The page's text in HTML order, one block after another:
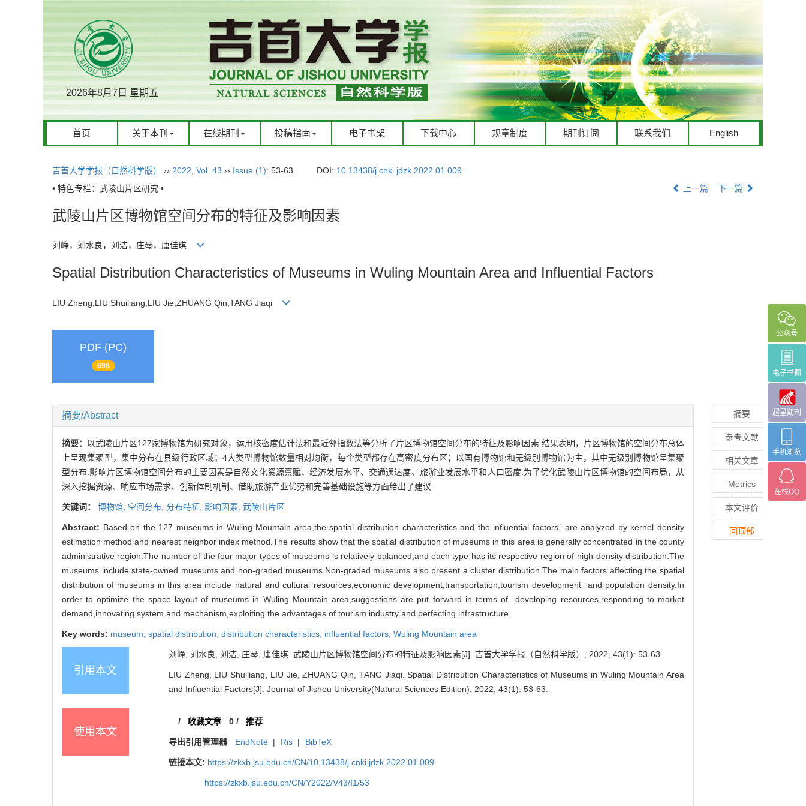
2026年8月7日 星期五
首页 关于本刊 在线期刊 投稿指南 电子书架 下载中心 规章制度 期刊订阅 联系我们 English
吉首大学学报（自然科学版） ›› 2022 Vol. 43 ›› Issue (1): 53-63. DOI: 10.13438/j.cnki.jdzk.2022.01.009
• 特色专栏：武陵山片区研究 •
上一篇 下一篇
武陵山片区博物馆空间分布的特征及影响因素
刘峥，刘水良，刘洁，庄琴，唐佳琪
Spatial Distribution Characteristics of Museums in Wuling Mountain Area and Influential Factors
LIU Zheng,LIU Shuiliang,LIU Jie,ZHUANG Qin,TANG Jiaqi
PDF (PC)
698
摘要/Abstract
摘要： 以武陵山片区127家博物馆为研究对象，运用核密度估计法和最近邻指数法等分析了片区博物馆空间分布的特征及影响因素.结果表明，片区博物馆的空间分布总体
上呈现集聚型，集中分布在县级行政区域；4大类型博物馆数量相对均衡，每个类型都存在高密度分布区；以国有博物馆和无级别博物馆为主，其中无级别博物馆呈集聚
型分布.影响片区博物馆空间分布的主要因素是自然文化资源禀赋、经济发展水平、交通通达度、旅游业发展水平和人口密度.为了优化武陵山片区博物馆的空间布局，从
深入挖掘资源、响应市场需求、创新体制机制、借助旅游产业优势和完善基础设施等方面给出了建议.
关键词： 博物馆, 空间分布, 分布特征, 影响因素, 武陵山片区
Abstract: Based on the 127 museums in Wuling Mountain area,the spatial distribution characteristics and the influential factors are analyzed by kernel density
estimation method and nearest neighbor index method.The results show that the spatial distribution of museums in this area is generally concentrated in the county
administrative region.The number of the four major types of museums is relatively balanced,and each type has its respective region of high-density distribution.The
museums include state-owned museums and non-graded museums.Non-graded museums also present a cluster distribution.The main factors affecting the spatial
distribution of museums in this area include natural and cultural resources,economic development,transportation,tourism development and population density.In
order to optimize the space layout of museums in Wuling Mountain area,suggestions are put forward in terms of developing resources,responding to market
demand,innovating system and mechanism,exploiting the advantages of tourism industry and perfecting infrastructure.
Key words: museum, spatial distribution, distribution characteristics, influential factors, Wuling Mountain area
引用本文
刘峥, 刘水良, 刘洁, 庄琴, 唐佳琪. 武陵山片区博物馆空间分布的特征及影响因素[J]. 吉首大学学报（自然科学版）, 2022, 43(1): 53-63.
LIU Zheng, LIU Shuiliang, LIU Jie, ZHUANG Qin, TANG Jiaqi. Spatial Distribution Characteristics of Museums in Wuling Mountain Area
and Influential Factors[J]. Journal of Jishou University(Natural Sciences Edition), 2022, 43(1): 53-63.
使用本文
/ 收藏文章 0/ 推荐
导出引用管理器 EndNote | Ris | BibTeX
链接本文: https://zkxb.jsu.edu.cn/CN/10.13438/j.cnki.jdzk.2022.01.009
https://zkxb.jsu.edu.cn/CN/Y2022/V43/I1/53
摘要
参考文献
相关文章
Metrics
本文评价
回顶部
公众号
电子书橱
超星期刊
手机浏览
在线QQ